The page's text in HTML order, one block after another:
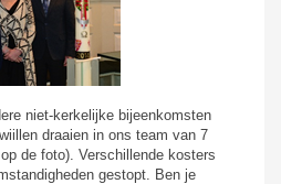
niet-kerkelijke bijeenkomsten
draaien in ons team van 7
de foto). Verschillende kosters
gestopt. Ben je